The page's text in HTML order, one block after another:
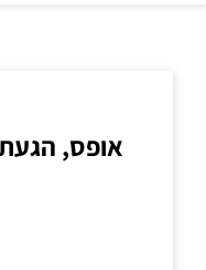
אופס,